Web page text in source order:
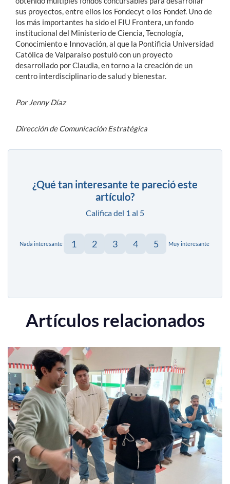
sus proyectos, entre ellos los Fondecyt o los Fondef. Uno de
los más importantes ha sido el FIU Frontera, un fondo
institucional del Ministerio de Ciencia, Tecnología,
Conocimiento e Innovación, al que la Pontificia Universidad
Católica de Valparaíso postuló con un proyecto
desarrollado por Claudia, en torno a la creación de un
centro interdisciplinario de salud y bienestar.
Por Jenny Díaz
Dirección de Comunicación Estratégica
¿Qué tan interesante te pareció este
artículo?
Califica del 1 al 5
Nada interesante 1 2 3 4 5 Muy interesante
Artículos relacionados